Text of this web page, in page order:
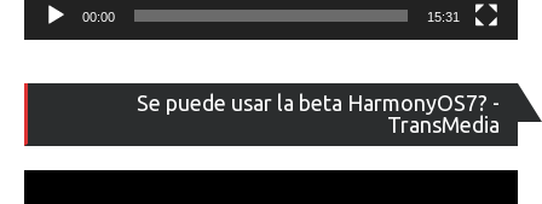
00:00 15:31
Se puede usar la beta HarmonyOS7? -
TransMedia
de